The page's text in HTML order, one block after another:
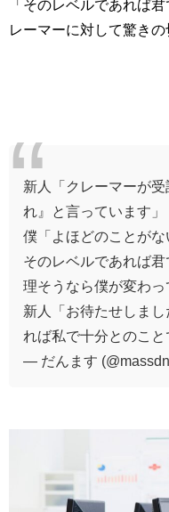
「そのレベルであれば
レーマーに対して驚きの
新人「クレーマーが
れ』と言っています」
僕「よほどのことがな
そのレベルであれば
理そうなら僕が変わ
新人「お待たせしま
れば私で十分とのこと
— だんます